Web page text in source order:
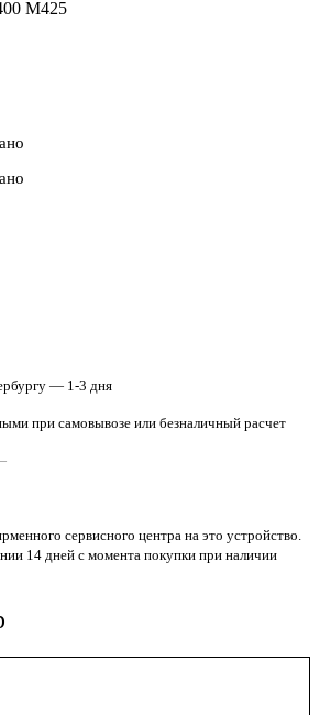
M425
— 1-3 дня
при самовывозе или безналичный расчет
сервисного центра на это устройство.
14 дней с момента покупки при наличии